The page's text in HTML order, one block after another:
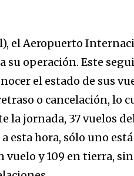
el Aeropuerto
su operación. Este
el estado de sus
o cancelación, lo
la jornada, 37 vuelos
esta hora, sólo uno
vuelo y 109 en tierra,